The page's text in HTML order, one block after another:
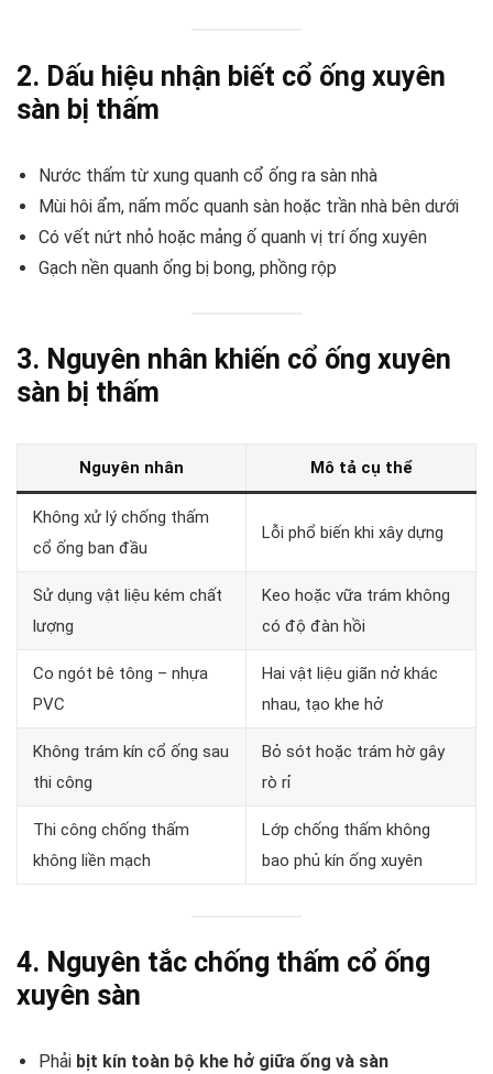
2. Dấu hiệu nhận biết cổ ống xuyên
sàn bị thấm
Nước thấm từ xung quanh cổ ống ra sàn nhà
Mùi hôi ẩm, nấm mốc quanh sàn hoặc trần nhà bên dưới
Có vết nứt nhỏ hoặc mảng ố quanh vị trí ống xuyên
Gạch nền quanh ống bị bong, phồng rộp
3. Nguyên nhân khiến cổ ống xuyên
sàn bị thấm
Nguyên nhân Mô tả cụ thể
Không xử lý chống thấm
cổ ống ban đầu
Lỗi phổ biến khi xây dựng
Sử dụng vật liệu kém chất
lượng
Keo hoặc vữa trám không
có độ đàn hồi
Co ngót bê tông – nhựa
PVC
Hai vật liệu giãn nở khác
nhau, tạo khe hở
Không trám kín cổ ống sau
thi công
Bỏ sót hoặc trám hờ gây
rò rỉ
Thi công chống thấm
không liền mạch
Lớp chống thấm không
bao phủ kín ống xuyên
4. Nguyên tắc chống thấm cổ ống
xuyên sàn
Phải bịt kín toàn bộ khe hở giữa ống và sàn